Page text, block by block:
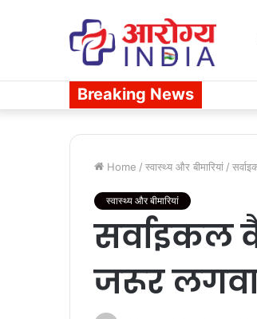
Breaking News
Home / स्वास्थ्य और बीमारियां /
स्वास्थ्य और बीमारियां
सर्वाइकल
जरूर